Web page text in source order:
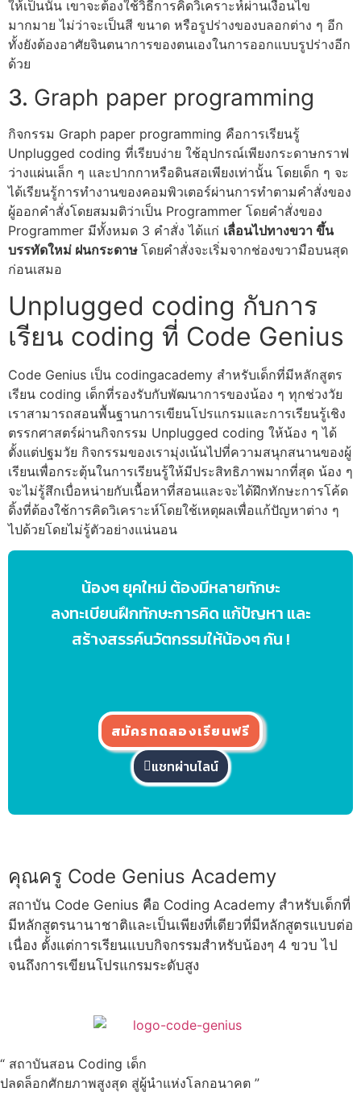
ให้เป็นนั้น เขาจะต้องใช้วิธีการคิดวิเคราะห์ผ่านเงื่อนไข
มากมาย ไม่ว่าจะเป็นสี ขนาด หรือรูปร่างของบลอกต่าง ๆ อีก
ทั้งยังต้องอาศัยจินตนาการของตนเองในการออกแบบรูปร่างอีก
ด้วย
3. Graph paper programming
กิจกรรม Graph paper programming คือการเรียนรู้
Unplugged coding ที่เรียบง่าย ใช้อุปกรณ์เพียงกระดาษกราฟ
ว่างแผ่นเล็ก ๆ และปากกาหรือดินสอเพียงเท่านั้น โดยเด็ก ๆ จะ
ได้เรียนรู้การทำงานของคอมพิวเตอร์ผ่านการทำตามคำสั่งของ
ผู้ออกคำสั่งโดยสมมติว่าเป็น Programmer โดยคำสั่งของ
Programmer มีทั้งหมด 3 คำสั่ง ได้แก่ เลื่อนไปทางขวา ขึ้น
บรรทัดใหม่ ฝนกระดาษ โดยคำสั่งจะเริ่มจากช่องขวามือบนสุด
ก่อนเสมอ
Unplugged coding กับการ
เรียน coding ที่ Code Genius
Code Genius เป็น codingacademy สำหรับเด็กที่มีหลักสูตร
เรียน coding เด็กที่รองรับกับพัฒนาการของน้อง ๆ ทุกช่วงวัย
เราสามารถสอนพื้นฐานการเขียนโปรแกรมและการเรียนรู้เชิง
ตรรกศาสตร์ผ่านกิจกรรม Unplugged coding ให้น้อง ๆ ได้
ตั้งแต่ปฐมวัย กิจกรรมของเรามุ่งเน้นไปที่ความสนุกสนานของผู้
เรียนเพื่อกระตุ้นในการเรียนรู้ให้มีประสิทธิภาพมากที่สุด น้อง ๆ
จะไม่รู้สึกเบื่อหน่ายกับเนื้อหาที่สอนและจะได้ฝึกทักษะการโค้ด
ดิ้งที่ต้องใช้การคิดวิเคราะห์โดยใช้เหตุผลเพื่อแก้ปัญหาต่าง ๆ
ไปด้วยโดยไม่รู้ตัวอย่างแน่นอน
น้องๆ ยุคใหม่ ต้องมีหลายทักษะ
ลงทะเบียนฝึกทักษะการคิด แก้ปัญหา และ
สร้างสรรค์นวัตกรรมให้น้องๆ กัน !
สมัครทดลองเรียนฟรี
แชทผ่านไลน์
คุณครู Code Genius Academy
สถาบัน Code Genius คือ Coding Academy สำหรับเด็กที่
มีหลักสูตรนานาชาติและเป็นเพียงที่เดียวที่มีหลักสูตรแบบต่อ
เนื่อง ตั้งแต่การเรียนแบบกิจกรรมสำหรับน้องๆ 4 ขวบ ไป
จนถึงการเขียนโปรแกรมระดับสูง
“ สถาบันสอน Coding เด็ก
ปลดล็อกศักยภาพสูงสุด สู่ผู้นำแห่งโลกอนาคต ”